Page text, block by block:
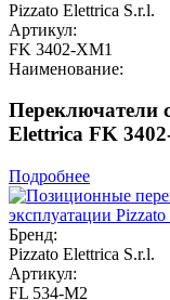
Pizzato Elettrica S.r.l.
Артикул:
FK 3402-XM1
Наименование:
Переключатели
Elettrica FK
Подробнее
Бренд:
Pizzato Elettrica S.r.l.
Артикул:
FL 534-M2